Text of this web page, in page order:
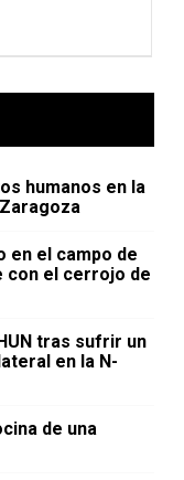
humanos en la
en el campo de
con el cerrojo de
tras sufrir un
en la N-
de una